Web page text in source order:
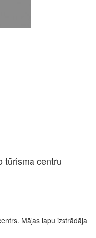
tūrisma centru
Mājas lapu izstrādāja